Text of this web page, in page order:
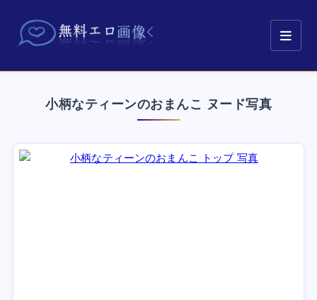
小柄なティーンのおまんこ ヌード写真